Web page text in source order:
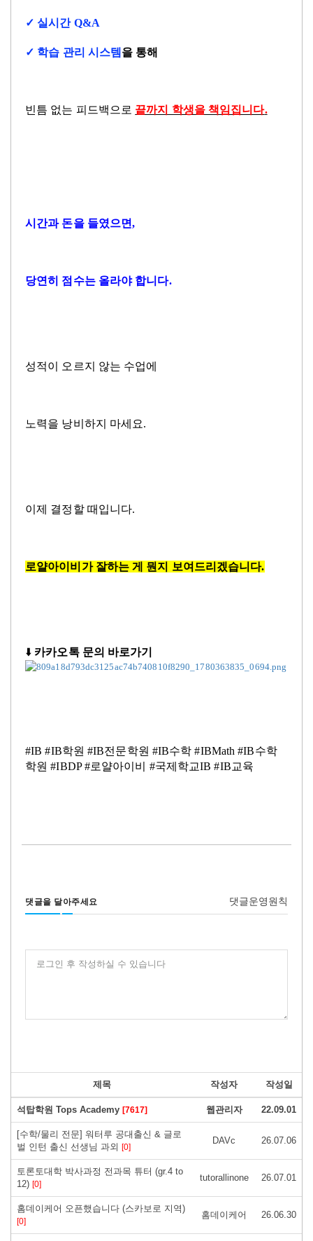
✓ 실시간 Q&A
✓ 학습 관리 시스템 을 통해
빈틈 없는 피드백으로 끝까지 학생을 책임집니다.
시간과 돈을 들였으면,
당연히 점수는 올라야 합니다.
성적이 오르지 않는 수업에
노력을 낭비하지 마세요.
이제 결정할 때입니다.
로얄아이비가 잘하는 게 뭔지 보여드리겠습니다.
⬇️ 카카오톡 문의 바로가기
#IB #IB학원 #IB전문학원 #IB수학 #IBMath #IB수학
학원 #IBDP #로얄아이비 #국제학교IB #IB교육
댓글을 달아주세요 댓글운영원칙
로그인 후 작성하실 수 있습니다
제목 작성자 작성일
석탑학원 Tops Academy [7617] 웹관리자 22.09.01
[수학/물리 전문] 워터루 공대출신 & 글로
벌 인턴 출신 선생님 과외 [0]
DAVc 26.07.06
토론토대학 박사과정 전과목 튜터 (gr.4 to
12) [0]
tutorallinone 26.07.01
홈데이케어 오픈했습니다 (스카보로 지역)
[0]
홈데이케어 26.06.30